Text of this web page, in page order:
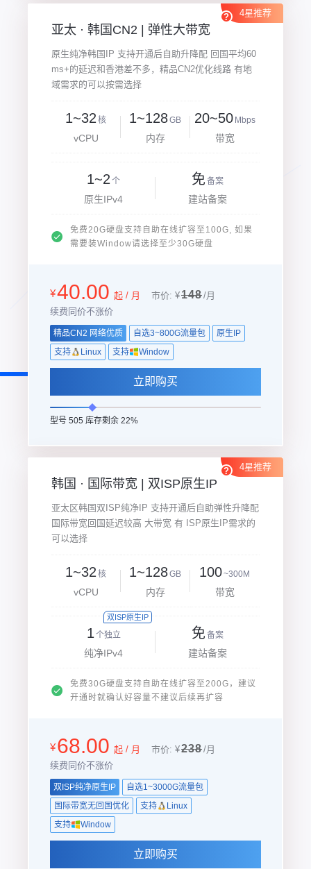
亚太 · 韩国CN2 | 弹性大带宽
4星推荐
原生纯净韩国IP 支持开通后自助升降配 回国平均60
ms+的延迟和香港差不多，精品CN2优化线路 有地
域需求的可以按需选择
1~32 核
vCPU
1~128GB
内存
20~50 Mbps
带宽
1~2 个
原生IPv4
免 备案
建站备案
免费20G硬盘支持自助在线扩容至100G, 如果
需要装Window请选择至少30G硬盘
¥40.00 起 / 月 市价: ¥148/月
续费同价不涨价
精品CN2 网络优质 自选3~800G流量包
原生IP
支持
Linux 支持 Window
立即购买
型号 505 库存剩余 22%
韩国 · 国际带宽 | 双ISP原生IP
4星推荐
亚太区韩国双ISP纯净IP 支持开通后自助弹性升降配
国际带宽回国延迟较高 大带宽 有 ISP原生IP需求的
可以选择
1~32 核
vCPU
1~128GB
内存
100~300M
带宽
1 个独立
纯净IPv4
双ISP原生IP
免 备案
建站备案
免费30G硬盘支持自助在线扩容至200G，建议
开通时就确认好容量不建议后续再扩容
¥68.00 起 / 月 市价: ¥238/月
续费同价不涨价
双ISP纯净原生IP
自选1~3000G流量包
国际带宽无回国优化
支持
Linux
支持
Window
立即购买